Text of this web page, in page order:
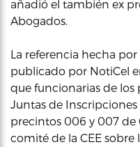
añadió el también ex
Abogados.
La referencia hecha
publicado por NotiCel
que funcionarias de los
Juntas de
precintos 006 y 007 de
comité de la CEE